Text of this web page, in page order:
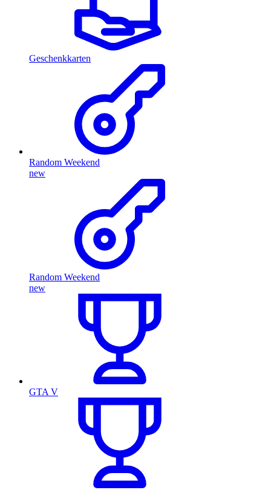
Geschenkkarten
Random Weekend
new
Random Weekend
new
GTA V